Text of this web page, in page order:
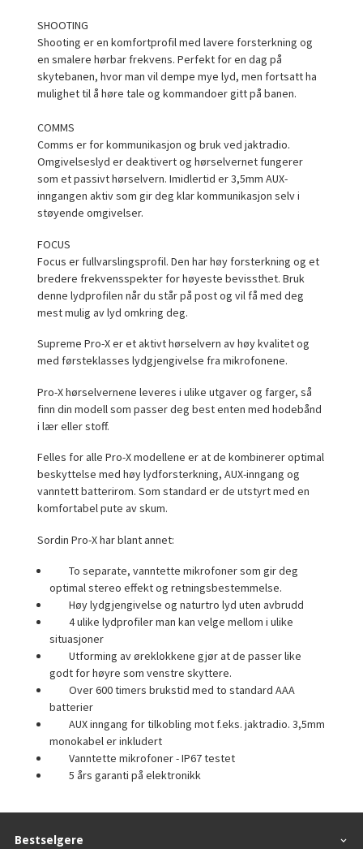
SHOOTING
Shooting er en komfortprofil med lavere forsterkning og
en smalere hørbar frekvens. Perfekt for en dag på
skytebanen, hvor man vil dempe mye lyd, men fortsatt ha
mulighet til å høre tale og kommandoer gitt på banen.
COMMS
Comms er for kommunikasjon og bruk ved jaktradio.
Omgivelseslyd er deaktivert og hørselvernet fungerer
som et passivt hørselvern. Imidlertid er 3,5mm AUX-
inngangen aktiv som gir deg klar kommunikasjon selv i
støyende omgivelser.
FOCUS
Focus er fullvarslingsprofil. Den har høy forsterkning og et
bredere frekvensspekter for høyeste bevissthet. Bruk
denne lydprofilen når du står på post og vil få med deg
mest mulig av lyd omkring deg.
Supreme Pro-X er et aktivt hørselvern av høy kvalitet og
med førsteklasses lydgjengivelse fra mikrofonene.
Pro-X hørselvernene leveres i ulike utgaver og farger, så
finn din modell som passer deg best enten med hodebånd
i lær eller stoff.
Felles for alle Pro-X modellene er at de kombinerer optimal
beskyttelse med høy lydforsterkning, AUX-inngang og
vanntett batterirom. Som standard er de utstyrt med en
komfortabel pute av skum.
Sordin Pro-X har blant annet:
To separate, vanntette mikrofoner som gir deg
optimal stereo effekt og retningsbestemmelse.
Høy lydgjengivelse og naturtro lyd uten avbrudd
4 ulike lydprofiler man kan velge mellom i ulike
situasjoner
Utforming av øreklokkene gjør at de passer like
godt for høyre som venstre skyttere.
Over 600 timers brukstid med to standard AAA
batterier
AUX inngang for tilkobling mot f.eks. jaktradio. 3,5mm
monokabel er inkludert
Vanntette mikrofoner - IP67 testet
5 års garanti på elektronikk
Bestselgere